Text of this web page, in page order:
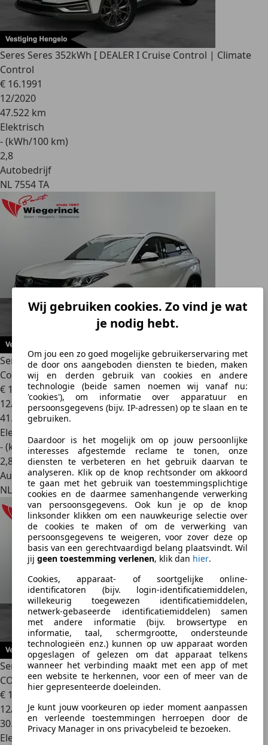
Wij gebruiken cookies. Zo vind je wat
je nodig hebt.
Om jou een zo goed mogelijke gebruikerservaring met
de door ons aangeboden diensten te bieden, maken
wij en derden gebruik van cookies en andere
technologie (beide samen noemen wij vanaf nu:
'cookies'), om informatie over apparatuur en
persoonsgegevens (bijv. IP-adressen) op te slaan en te
gebruiken.
Daardoor is het mogelijk om op jouw persoonlijke
interesses afgestemde reclame te tonen, onze
diensten te verbeteren en het gebruik daarvan te
analyseren. Klik op de knop rechtsonder om akkoord
te gaan met het gebruik van toestemmingsplichtige
cookies en de daarmee samenhangende verwerking
van persoonsgegevens. Ook kun je op de knop
linksonder klikken om een nauwkeurige selectie over
de cookies te maken of om de verwerking van
persoonsgegevens te weigeren, voor zover deze op
basis van een gerechtvaardigd belang plaatsvindt. Wil
jij geen toestemming verlenen, klik dan hier.
Cookies, apparaat- of soortgelijke online-
identificatoren (bijv. login-identificatiemiddelen,
willekeurig toegewezen identificatiemiddelen,
netwerk-gebaseerde identificatiemiddelen) samen
met andere informatie (bijv. browsertype en
informatie, taal, schermgrootte, ondersteunde
technologieën enz.) kunnen op uw apparaat worden
opgeslagen of gelezen om dat apparaat telkens
wanneer het verbinding maakt met een app of met
een website te herkennen, voor een of meer van de
hier gepresenteerde doeleinden.
Je kunt jouw voorkeuren op ieder moment aanpassen
en verleende toestemmingen herroepen door de
Privacy Manager in ons privacybeleid te bezoeken.
Seres Seres 352kWh [ DEALER I Cruise Control | Climate
Control
€ 16.1991
12/2020
47.522 km
Elektrisch
- (kWh/100 km)
2,8
Autobedrijf
NL 7554 TA
Seres Seres 352kWh [ DEALER I Cruise Control | Climate
Control
€ 16.4991
12/2020
41.115 km
Elektrisch
- (kWh/100 km)
2,8
Autobedrijf
NL 7554 TA
Seres Seres 352kWh [ DEALER I 360 CAMERA I CLIMATE
CONTROL & PA
€ 16.699
12/2020
30.907 km
Elektrisch